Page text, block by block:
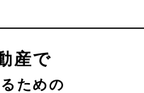
産で
ための